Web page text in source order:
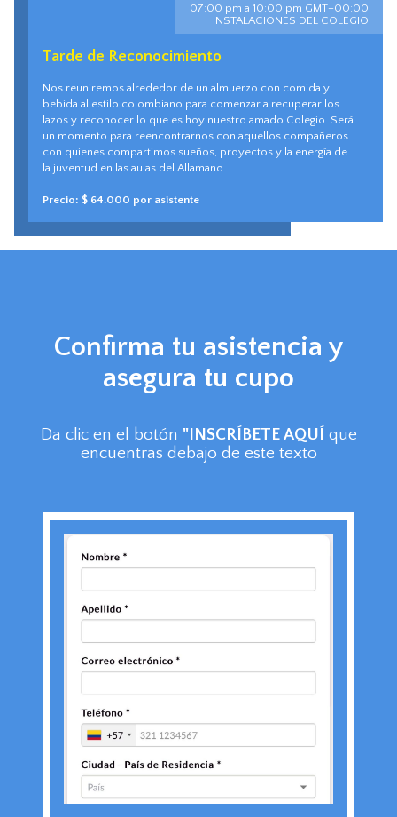
Tarde de Reconocimiento
Nos reuniremos alrededor de un almuerzo con comida y
bebida al estilo colombiano para comenzar a recuperar los
lazos y reconocer lo que es hoy nuestro amado Colegio. Será
un momento para reencontrarnos con aquellos compañeros
con quienes compartimos sueños, proyectos y la energía de
la juventud en las aulas del Allamano.
Precio: $ 64.000 por asistente
07:00 pm a 10:00 pm GMT+00:00
INSTALACIONES DEL COLEGIO
Confirma tu asistencia y
asegura tu cupo
Da clic en el botón "INSCRÍBETE AQUÍ que
encuentras debajo de este texto